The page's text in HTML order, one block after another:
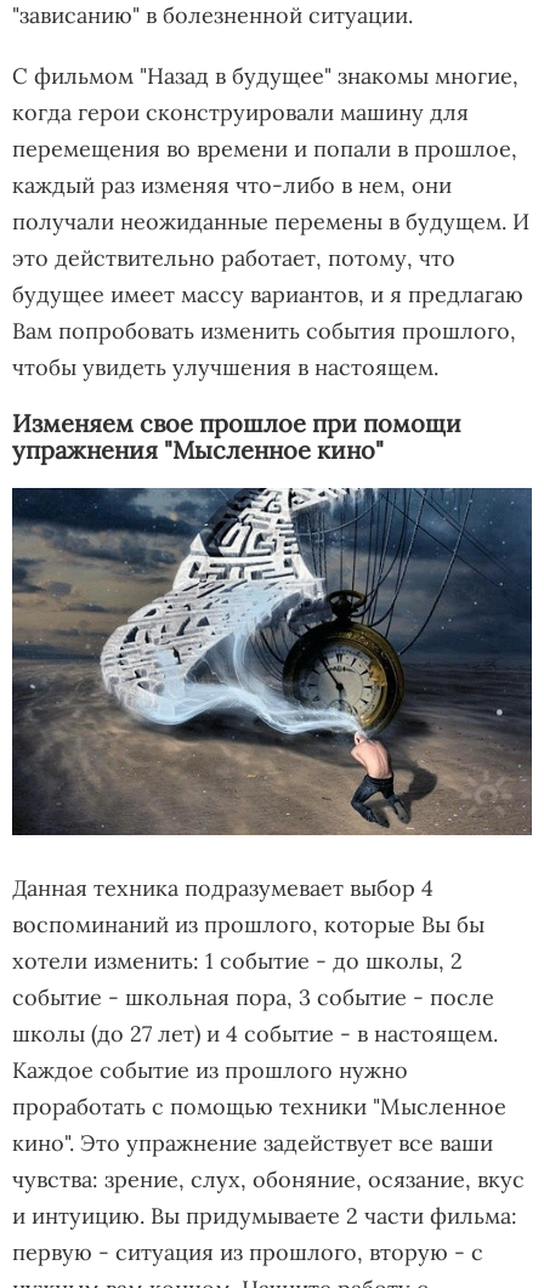
"зависанию" в болезненной ситуации.
С фильмом "Назад в будущее" знакомы многие,
когда герои сконструировали машину для
перемещения во времени и попали в прошлое,
каждый раз изменяя что-либо в нем, они
получали неожиданные перемены в будущем. И
это действительно работает, потому, что
будущее имеет массу вариантов, и я предлагаю
Вам попробовать изменить события прошлого,
чтобы увидеть улучшения в настоящем.
Изменяем свое прошлое при помощи
упражнения "Мысленное кино"
Данная техника подразумевает выбор 4
воспоминаний из прошлого, которые Вы бы
хотели изменить: 1 событие - до школы, 2
событие - школьная пора, 3 событие - после
школы (до 27 лет) и 4 событие - в настоящем.
Каждое событие из прошлого нужно
проработать с помощью техники "Мысленное
кино". Это упражнение задействует все ваши
чувства: зрение, слух, обоняние, осязание, вкус
и интуицию. Вы придумываете 2 части фильма:
первую - ситуация из прошлого, вторую - с